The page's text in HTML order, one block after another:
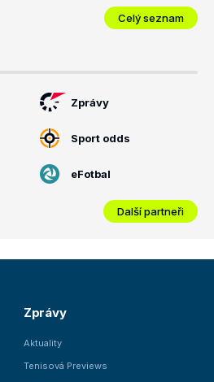
Celý seznam
Zprávy
Sport odds
eFotbal
Další partneři
Zprávy
Aktuality
Tenisová Previews